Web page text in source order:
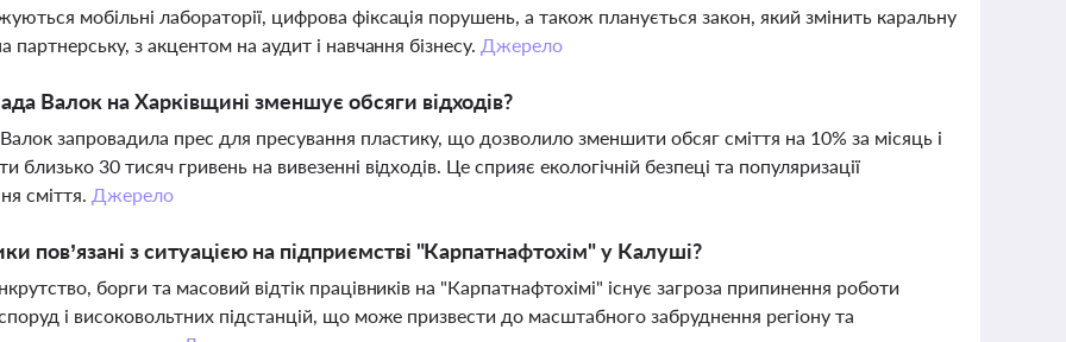
мобільні лабораторії, цифрова фіксація порушень, а також планується закон, який змінить каральну
партнерську, з акцентом на аудит і навчання бізнесу. Джерело
Валок на Харківщині зменшує обсяги відходів?
запровадила прес для пресування пластику, що дозволило зменшити обсяг сміття на 10% за місяць і
близько 30 тисяч гривень на вивезенні відходів. Це сприяє екологічній безпеці та популяризації
сміття. Джерело
пов’язані з ситуацією на підприємстві "Карпатнафтохім" у Калуші?
борги та масовий відтік працівників на "Карпатнафтохімі" існує загроза припинення роботи
і високовольтних підстанцій, що може призвести до масштабного забруднення регіону та